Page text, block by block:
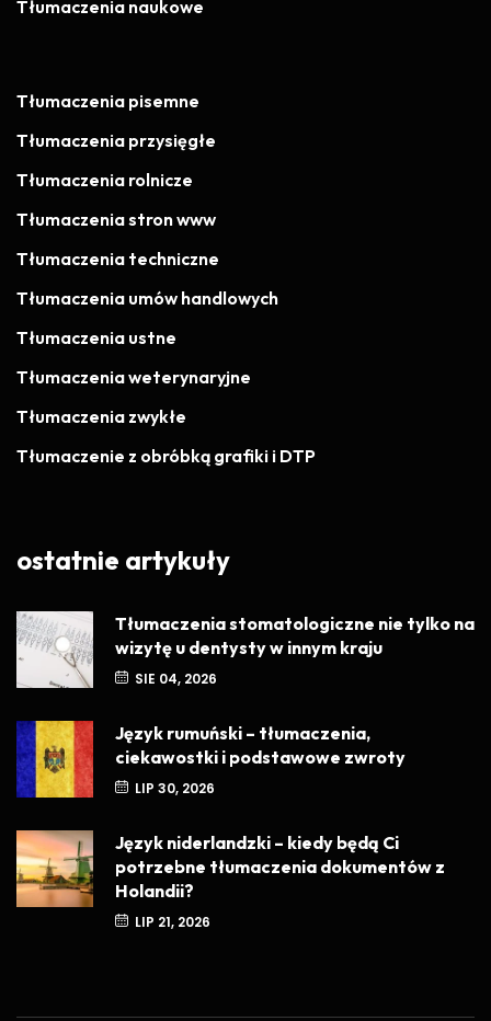
Tłumaczenia naukowe
Tłumaczenia pisemne
Tłumaczenia przysięgłe
Tłumaczenia rolnicze
Tłumaczenia stron www
Tłumaczenia techniczne
Tłumaczenia umów handlowych
Tłumaczenia ustne
Tłumaczenia weterynaryjne
Tłumaczenia zwykłe
Tłumaczenie z obróbką grafiki i DTP
ostatnie artykuły
Tłumaczenia stomatologiczne nie tylko na
wizytę u dentysty w innym kraju
SIE 04, 2026
Język rumuński – tłumaczenia,
ciekawostki i podstawowe zwroty
LIP 30, 2026
Język niderlandzki – kiedy będą Ci
potrzebne tłumaczenia dokumentów z
Holandii?
LIP 21, 2026